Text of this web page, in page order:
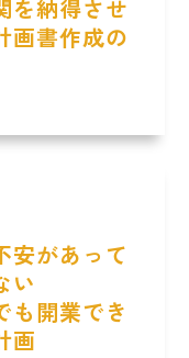
を納得させ
画書作成の
安があって
い
も開業でき
画